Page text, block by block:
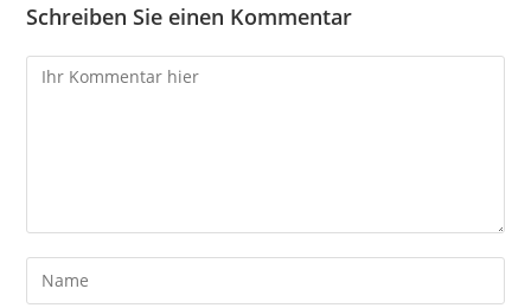
Schreiben Sie einen Kommentar
Kommentare
Gib
deinen